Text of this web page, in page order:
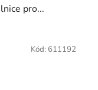
pro...
Kód: 611192